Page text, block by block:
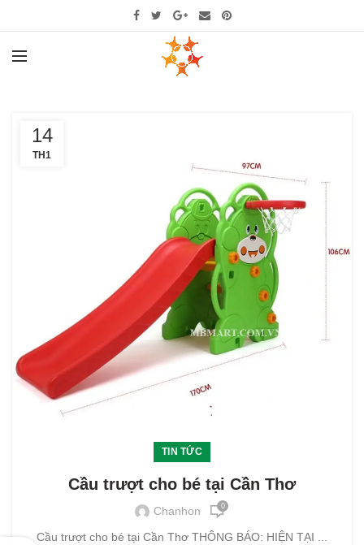
14
TH1
TIN TỨC
Cầu trượt cho bé tại Cần Thơ
Chanhon 0
Cầu trượt cho bé tại Cần Thơ THÔNG BÁO: HIỆN TẠI ...